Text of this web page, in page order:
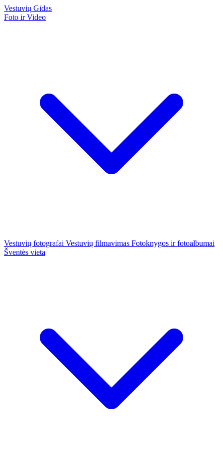
Vestuvių Gidas
Foto ir Video
Vestuvių fotografai Vestuvių filmavimas Fotoknygos ir fotoalbumai
Šventės vieta